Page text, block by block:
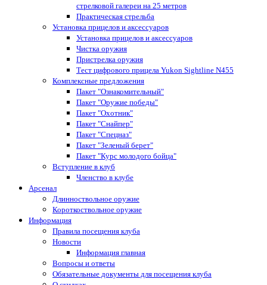
стрелковой галереи на 25 метров
Практическая стрельба
Установка прицелов и аксессуаров
Установка прицелов и аксессуаров
Чистка оружия
Пристрелка оружия
Тест цифрового прицела Yukon Sightline N455
Комплексные предложения
Пакет "Ознакомительный"
Пакет "Оружие победы"
Пакет "Охотник"
Пакет "Снайпер"
Пакет "Спецназ"
Пакет "Зеленый берет"
Пакет "Курс молодого бойца"
Вступление в клуб
Членство в клубе
Арсенал
Длинноствольное оружие
Короткоствольное оружие
Информация
Правила посещения клуба
Новости
Информация главная
Вопросы и ответы
Обязательные документы для посещения клуба